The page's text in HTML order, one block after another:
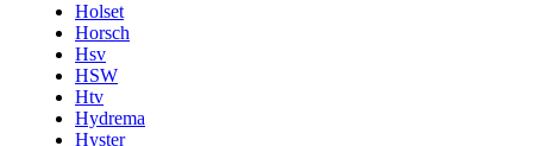
Holset
Horsch
Hsv
HSW
Htv
Hydrema
Hyster